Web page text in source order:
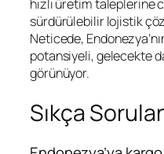
hızlı üretim taleplerine
sürdürülebilir lojistik
Neticede,
potansiyeli, gelecekte
görünüyor.
Sıkça